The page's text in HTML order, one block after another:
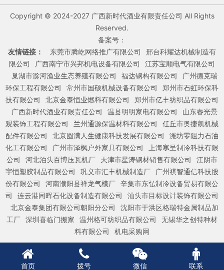
Copyright © 2024-2027 广西新时代酒业有限责任公司 All Rights
Reserved.
备案号：
友情链接：
东莞市腾屹网络推广有限公司
邢台科耀达机械制造有
限公司
广西南宁市兴邦机电设备有限公司
江苏宝顺电气有限公司
巢湖市滁河渔业生态养殖有限公司
福达钢构有限公司
广州德克瑞
环保工程有限公司
常州市国硕机械设备有限公司
郑州市石虹环保科
技有限公司
北京金泰恒业燃料有限公司
郑州市亿丰纺织品有限公司
广西新时代酒业有限责任公司
温县明明家电有限公司
山东睿光景
观装饰工程有限公司
兰州通源保温材料有限公司
任丘市奥捷凯机械
配件有限公司
北京圆满人生健康科技发展有限公司
潍坊零阻力石油
化工有限公司
广州市泽枫户外家具有限公司
上海寒呈制冷科技有限
公司
河北泊头百博压瓦机厂 天津市星涛钢材销售有限公司
江阴市
宇恒塑胶制品有限公司
巩义市汇丰机械制造厂
广州祺智通信科技股
份有限公司
河南濮阳县祥龙气模厂 辛集市东弘制冷设备贸易有限公
司
连云港同晖石化设备制造有限公司
汕头市目标设计装饰有限公司
北京金泰集团有限公司朝阳分公司
沈阳市于洪区格瑞特金属制品加
工厂 深圳喜临门搬家 温州格可纺织品有限公司
无锡华之创特种材
料有限公司
机电采购网
首页 拨号 微信 联系